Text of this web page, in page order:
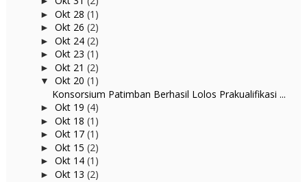
► Okt 28 (1)
► Okt 26 (2)
► Okt 24 (2)
► Okt 23 (1)
► Okt 21 (2)
▼ Okt 20 (1)
Konsorsium Patimban Berhasil Lolos Prakualifikasi ...
► Okt 19 (4)
► Okt 18 (1)
► Okt 17 (1)
► Okt 15 (2)
► Okt 14 (1)
► Okt 13 (2)